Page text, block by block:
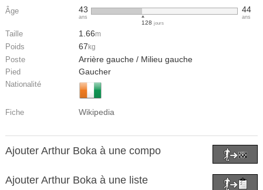
Âge 43
ans
128jours
44
ans
Taille 1.66m
Poids 67 kg
Poste Arrière gauche / Milieu gauche
Pied Gaucher
Nationalité
Fiche Wikipedia
Ajouter Arthur Boka à une compo
Ajouter Arthur Boka à une liste